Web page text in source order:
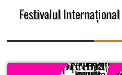
Festivalul